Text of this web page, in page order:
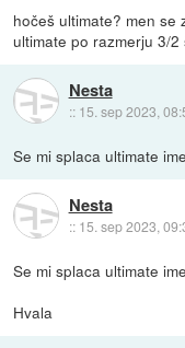
hočeš ultimate? men
ultimate po razmerju 3/2
Nesta
:: 15. sep 2023,
Se mi splaca ultimate
Nesta
:: 15. sep 2023,
Se mi splaca ultimate
Hvala